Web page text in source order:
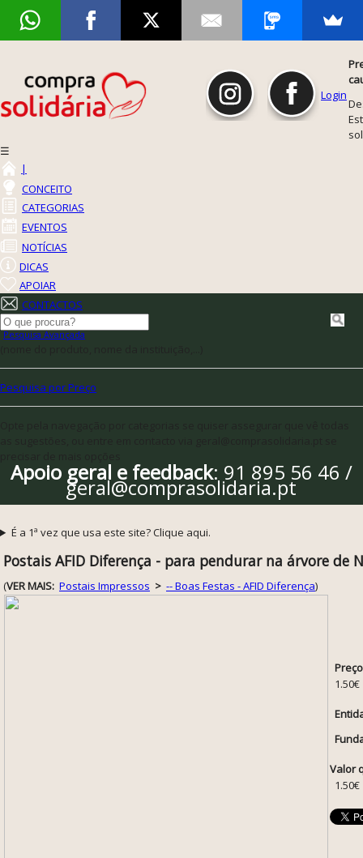
Login
☰
|
CONCEITO
CATEGORIAS
EVENTOS
NOTÍCIAS
DICAS
APOIAR
CONTACTOS
Pesquisa Avançada
Pesquisa por Preço
Apoio geral e feedback: 91 895 56 46 /
geral@comprasolidaria.pt
É a 1ª vez que usa este site? Clique aqui.
Postais AFID Diferença - para pendurar na árvore de
(VER MAIS: Postais Impressos > -- Boas Festas - AFID Diferença)
1.50€
Valor
1.50€